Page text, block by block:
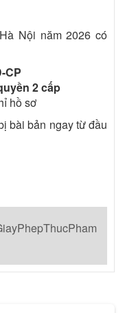
Nội năm 2026 có
CP
2 cấp
hồ sơ
bài bản ngay từ đầu